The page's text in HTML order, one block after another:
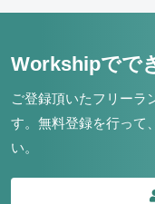
Workshipでで
ご登録頂いたフリーラ
す。 無料登録を行って
い。